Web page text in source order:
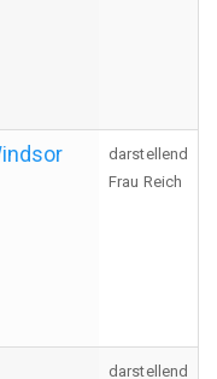
darstellend
Frau Reich
darstellend